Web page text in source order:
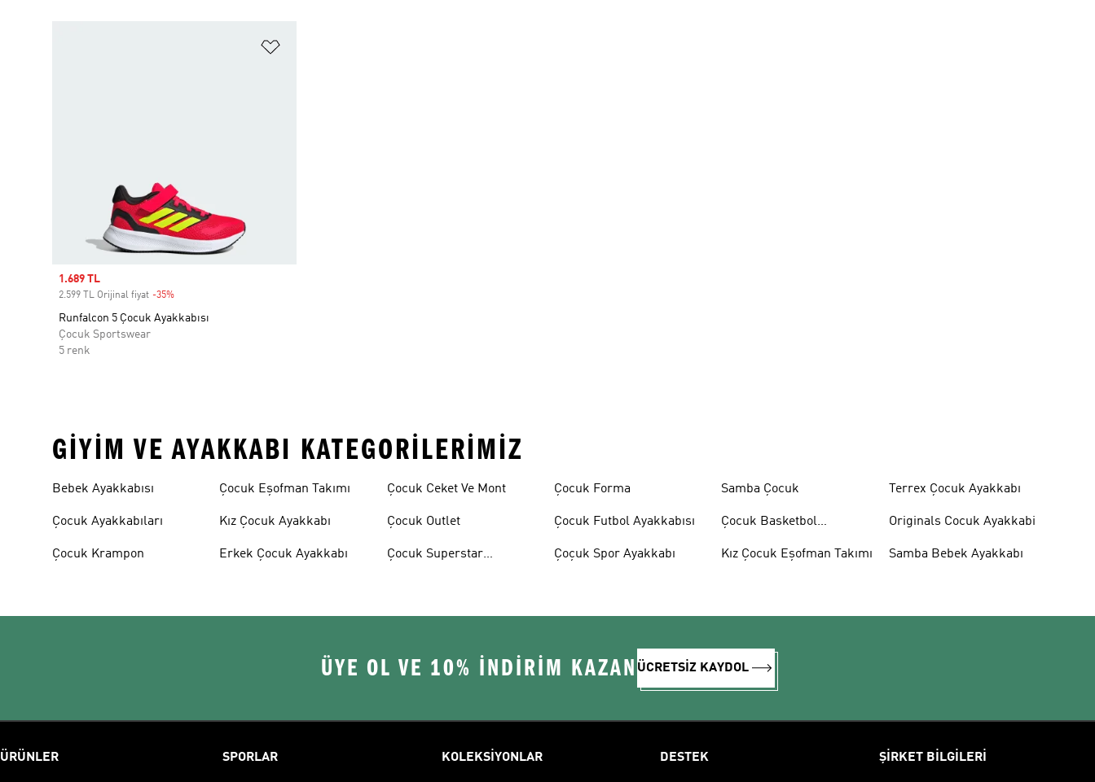
Sale price
1.689 TL
2.599 TL Orijinal fiyat -35%
Runfalcon 5 Çocuk Ayakkabısı
Çocuk Sportswear
5 renk
GIYIM VE AYAKKABI KATEGORILERIMIZ
Bebek Ayakkabısı
Çocuk Ayakkabıları
Çocuk Krampon
Çocuk Eşofman Takımı
Kız Çocuk Ayakkabı
Erkek Çocuk Ayakkabı
Çocuk Ceket Ve Mont
Çocuk Outlet
Çocuk Superstar
Çocuk Forma
Çocuk Futbol Ayakkabısı
Çoçuk Spor Ayakkabı
Samba Çocuk
Çocuk Basketbol
Kız Çocuk Eşofman Takımı
Terrex Çocuk Ayakkabı
Originals Cocuk Ayakkabi
Samba Bebek Ayakkabı
ÜYE OL VE 10% İNDİRİM KAZAN ÜCRETSİZ KAYDOL
ÜRÜNLER SPORLAR KOLEKSİYONLAR DESTEK ŞİRKET BİLGİLERİ